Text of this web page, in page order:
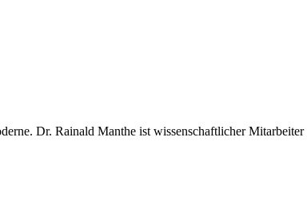
Dr. Rainald Manthe ist wissenschaftlicher